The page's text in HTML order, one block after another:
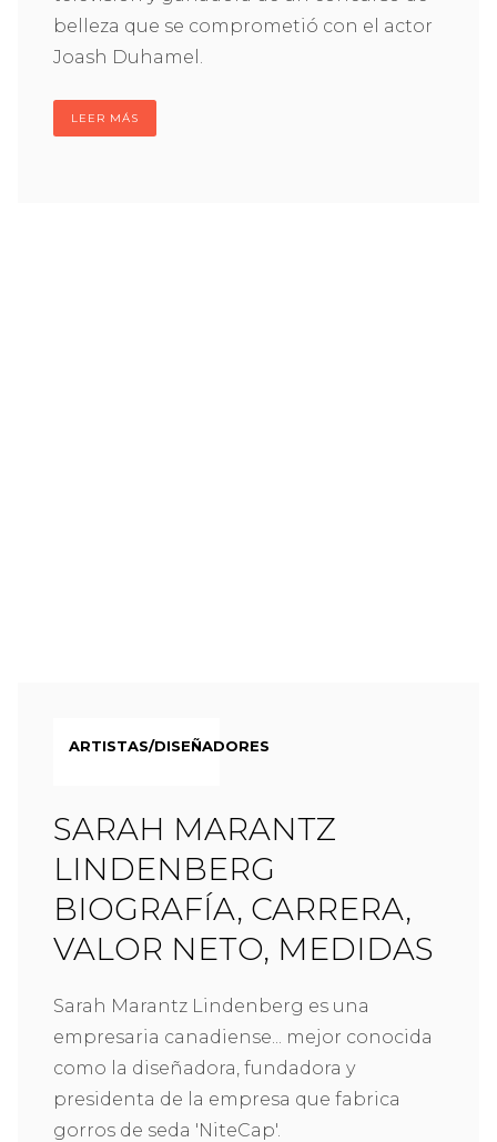
belleza que se comprometió con el actor
Joash Duhamel.
LEER MÁS
ARTISTAS/DISEÑADORES
SARAH MARANTZ
LINDENBERG
BIOGRAFÍA, CARRERA,
VALOR NETO, MEDIDAS
Sarah Marantz Lindenberg es una
empresaria canadiense... mejor conocida
como la diseñadora, fundadora y
presidenta de la empresa que fabrica
gorros de seda 'NiteCap'.